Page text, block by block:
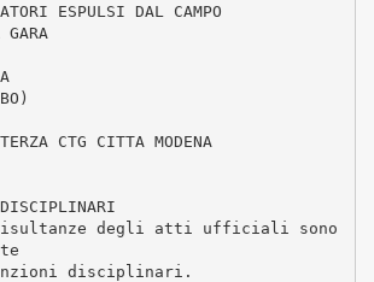
ESPULSI DAL CAMPO
CTG CITTA MODENA
DISCIPLINARI
degli atti ufficiali sono
disciplinari.